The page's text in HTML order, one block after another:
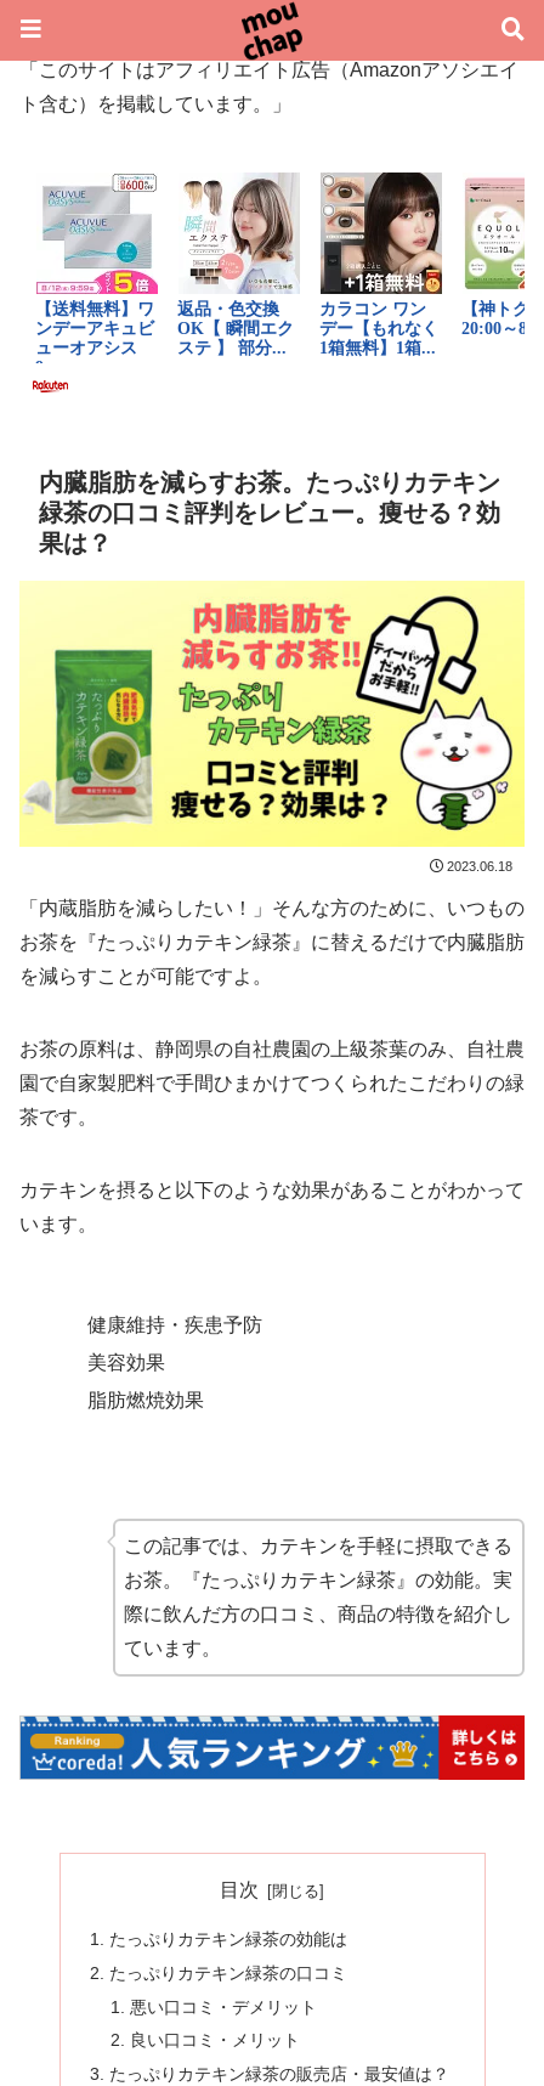
「このサイトはアフィリエイト広告（Amazonアソシエイ
ト含む）を掲載しています。」
内臓脂肪を減らすお茶。たっぷりカテキン
緑茶の口コミ評判をレビュー。痩せる？効
果は？
2023.06.18
「内蔵脂肪を減らしたい！」そんな方のために、いつもの
お茶を『たっぷりカテキン緑茶』に替えるだけで内臓脂肪
を減らすことが可能ですよ。
お茶の原料は、静岡県の自社農園の上級茶葉のみ、自社農
園で自家製肥料で手間ひまかけてつくられたこだわりの緑
茶です。
カテキンを摂ると以下のような効果があることがわかって
います。
健康維持・疾患予防
美容効果
脂肪燃焼効果
この記事では、カテキンを手軽に摂取できる
お茶。『たっぷりカテキン緑茶』の効能。実
際に飲んだ方の口コミ、商品の特徴を紹介し
ています。
目次
たっぷりカテキン緑茶の効能は
たっぷりカテキン緑茶の口コミ
悪い口コミ・デメリット
良い口コミ・メリット
たっぷりカテキン緑茶の販売店・最安値は？